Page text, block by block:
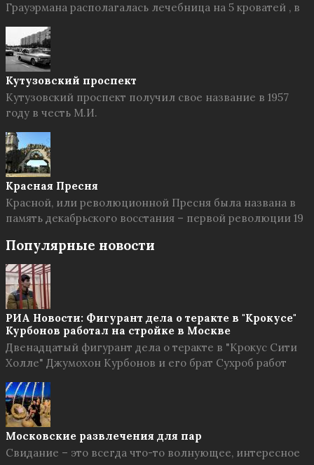
Грауэрмана располагалась лечебница на 5 кроватей , в
Кутузовский проспект
Кутузовский проспект получил свое название в 1957
году в честь М.И.
Красная Пресня
Красной, или революционной Пресня была названа в
память декабрьского восстания – первой революции 19
Популярные новости
РИА Новости: Фигурант дела о теракте в "Крокусе"
Курбонов работал на стройке в Москве
Двенадцатый фигурант дела о теракте в "Крокус Сити
Холле" Джумохон Курбонов и его брат Сухроб работ
Московские развлечения для пар
Свидание – это всегда что-то волнующее, интересное